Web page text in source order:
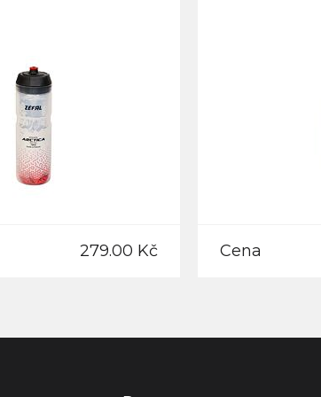
279.00 Kč Cena